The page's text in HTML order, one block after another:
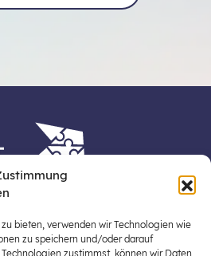
bieten, verwenden wir Technologien wie
zu speichern und/oder darauf
zustimmst, können wir Daten
Österreichs zentraler
und Verbreiterung einer